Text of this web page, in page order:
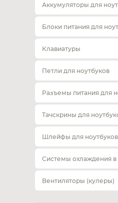
Аккумуляторы для
Блоки питания для
Клавиатуры
Петли для ноутбуков
Разъемы питания для
Тачскрины для
Шлейфы для ноутбуков
Системы охлаждения в
Вентиляторы (кулеры)